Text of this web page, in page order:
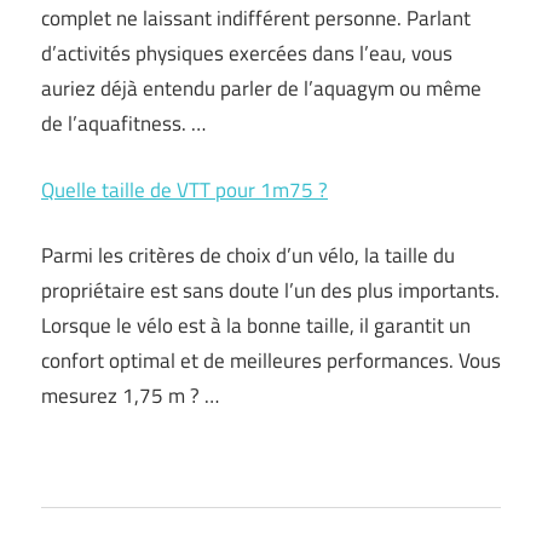
complet ne laissant indifférent personne. Parlant
d’activités physiques exercées dans l’eau, vous
auriez déjà entendu parler de l’aquagym ou même
de l’aquafitness. …
Quelle taille de VTT pour 1m75 ?
Parmi les critères de choix d’un vélo, la taille du
propriétaire est sans doute l’un des plus importants.
Lorsque le vélo est à la bonne taille, il garantit un
confort optimal et de meilleures performances. Vous
mesurez 1,75 m ? …